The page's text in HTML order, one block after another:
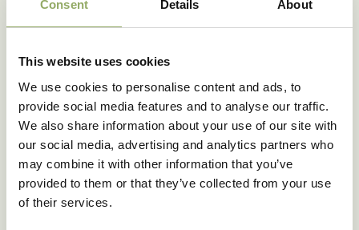
Consent Details About
This website uses cookies
We use cookies to personalise content and ads, to
provide social media features and to analyse our traffic.
We also share information about your use of our site with
our social media, advertising and analytics partners who
may combine it with other information that you’ve
provided to them or that they’ve collected from your use
of their services.